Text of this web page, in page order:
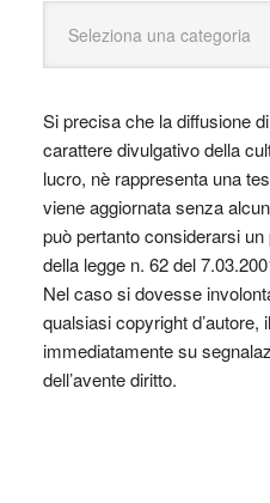
Si precisa che la diffusione
carattere divulgativo della
lucro, nè rappresenta una
viene aggiornata senza
può pertanto considerarsi
della legge n. 62 del
Nel caso si dovesse
qualsiasi copyright
immediatamente su
dell’avente diritto.